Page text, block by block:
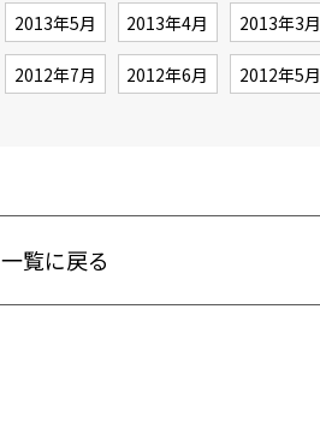
2013年5月 2013年4月 2013年3月
2012年7月 2012年6月 2012年5月
一覧に戻る